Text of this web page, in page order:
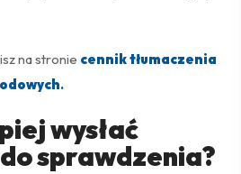
na stronie cennik tłumaczenia
.
wysłać
sprawdzenia?